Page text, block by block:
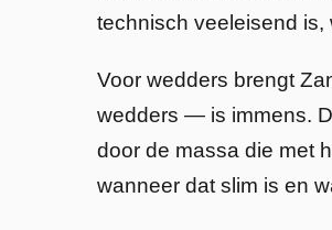
technisch veeleisend is,
Voor wedders brengt
wedders — is immens.
door de massa die met
wanneer dat slim is en